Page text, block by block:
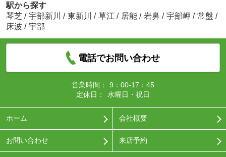
駅から探す
琴芝 / 宇部新川 / 東新川 / 草江 / 居能 / 岩鼻 / 宇部岬 / 常盤 /
床波 / 宇部
電話でお問い合わせ
営業時間：
9：00-17：45
定休日：
水曜日・祝日
ホーム 会社概要
お問い合わせ 来店予約